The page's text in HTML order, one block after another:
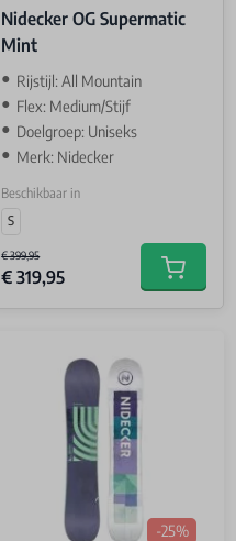
Nidecker OG Supermatic
Mint
Rijstijl: All Mountain
Flex: Medium/Stijf
Doelgroep: Uniseks
Merk: Nidecker
Beschikbaar in
S
€ 399,95
€ 319,95 Add to cart
-25%